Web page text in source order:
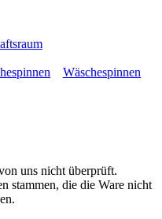
Wäschespinnen
uns nicht überprüft.
stammen, die die Ware nicht